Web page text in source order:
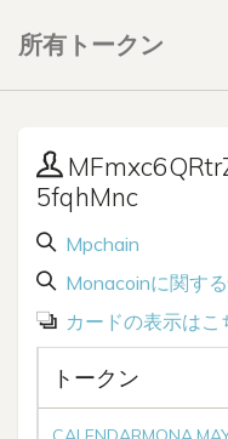
所有トークン
5fqhMnc
Mpchain
Monacoinに関す
カードの表示はこ
トークン